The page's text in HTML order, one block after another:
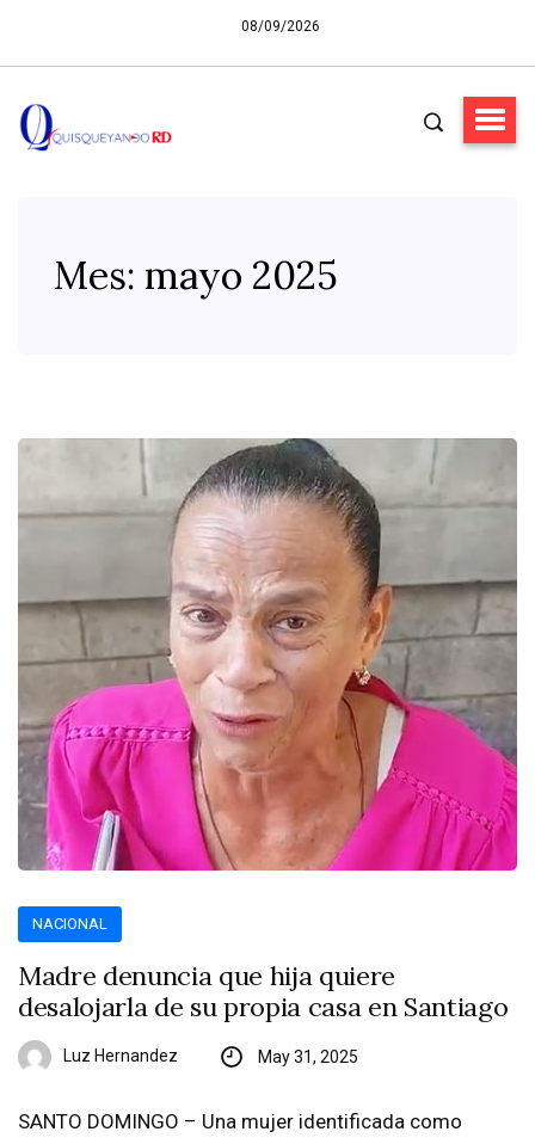
08/09/2026
Mes: mayo 2025
NACIONAL
Madre denuncia que hija quiere
desalojarla de su propia casa en Santiago
Luz Hernandez May 31, 2025
SANTO DOMINGO – Una mujer identificada como